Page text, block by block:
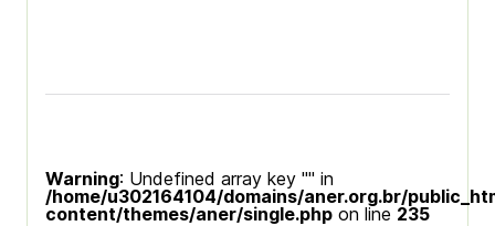
Warning: Undefined array key "" in
/home/u302164104/domains/aner.org.br/
content/themes/aner/single.php on line 235